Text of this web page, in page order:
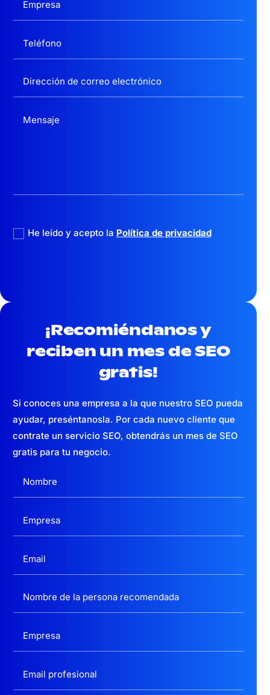
He leído y acepto la Política de privacidad
¡Recomiéndanos y
reciben un mesde SEO
gratis!
Si conoces una empresa a la que nuestro SEO pueda
ayudar, preséntanosla. Por cada nuevo cliente que
contrate un servicio SEO, obtendrás un mes de SEO
gratis para tu negocio.